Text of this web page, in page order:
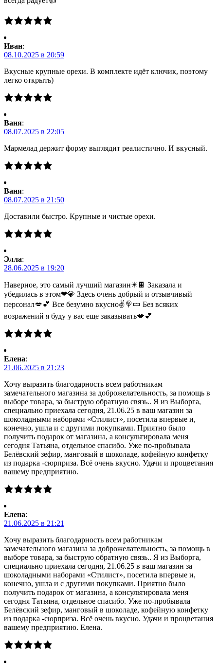
Иван:
08.10.2025 в 20:59
Вкусные крупные орехи. В комплекте идёт ключик, поэтому
легко открыть)
Ваня:
08.07.2025 в 22:05
Мармелад держит форму выглядит реалистично. И вкусный.
Ваня:
08.07.2025 в 21:50
Доставили быстро. Крупные и чистые орехи.
Элла:
28.06.2025 в 19:20
Наверное, это самый лучший магазин☀🍫 Заказала и
убедилась в этом❤💎 Здесь очень добрый и отзывчивый
персонал💋💕 Все безумно вкусно✌🍭🍬 Без всяких
возражений я буду у вас еще заказывать💋💕
Елена:
21.06.2025 в 21:23
Хочу выразить благодарность всем работникам
замечательного магазина за доброжелательность, за помощь в
выборе товара, за быструю обратную связь.. Я из Выборга,
специально приехала сегодня, 21.06.25 в ваш магазин за
шоколадными наборами «Стилист», посетила впервые и,
конечно, ушла и с другими покупками. Приятно было
получить подарок от магазина, а консультировала меня
сегодня Татьяна, отдельное спасибо. Уже по-пробывала
Белёвский зефир, манговый в шоколаде, кофейную конфетку
из подарка -сюрприза. Всё очень вкусно. Удачи и процветания
вашему предприятию.
Елена:
21.06.2025 в 21:21
Хочу выразить благодарность всем работникам
замечательного магазина за доброжелательность, за помощь в
выборе товара, за быструю обратную связь.. Я из Выборга,
специально приехала сегодня, 21.06.25 в ваш магазин за
шоколадными наборами «Стилист», посетила впервые и,
конечно, ушла и с другими покупками. Приятно было
получить подарок от магазина, а консультировала меня
сегодня Татьяна, отдельное спасибо. Уже по-пробывала
Белёвский зефир, манговый в шоколаде, кофейную конфетку
из подарка -сюрприза. Всё очень вкусно. Удачи и процветания
вашему предприятию. Елена.